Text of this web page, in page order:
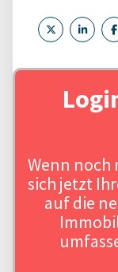
Wenn noch
sich jetzt
auf die